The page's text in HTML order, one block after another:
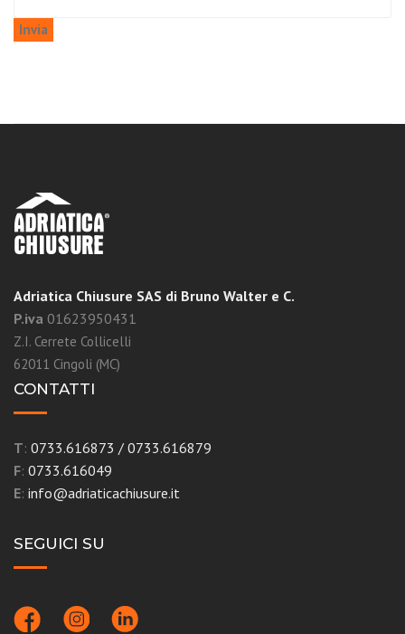
Adriatica Chiusure SAS di Bruno Walter e C.
P.iva 01623950431
Z.I. Cerrete Collicelli
62011 Cingoli (MC)
CONTATTI
T: 0733.616873 / 0733.616879
F: 0733.616049
E: info@adriaticachiusure.it
SEGUICI SU